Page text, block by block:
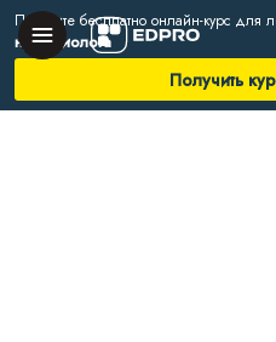
Получите бесплатно онлайн-курс для
нутрициолога
Получить